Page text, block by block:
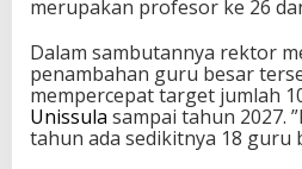
merupakan profesor ke 26
Dalam sambutannya rektor
penambahan guru besar
mempercepat target jumlah
Unissula sampai tahun 2027.
tahun ada sedikitnya 18 guru